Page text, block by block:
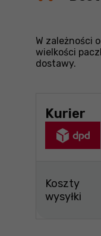
W zależności
wielkości
dostawy.
Kurier
Koszty
wysyłki